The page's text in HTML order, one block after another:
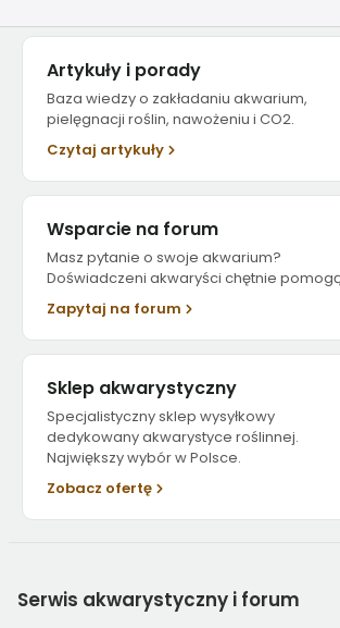
Artykuły i porady
Baza wiedzy o zakładaniu akwarium,
pielęgnacji roślin, nawożeniu i CO2.
Czytaj artykuły
Wsparcie na forum
Masz pytanie o swoje akwarium?
Doświadczeni akwaryści chętnie
Zapytaj na forum
Sklep akwarystyczny
Specjalistyczny sklep wysyłkowy
dedykowany akwarystyce roślinnej.
Największy wybór w Polsce.
Zobacz ofertę
Serwis akwarystyczny i forum